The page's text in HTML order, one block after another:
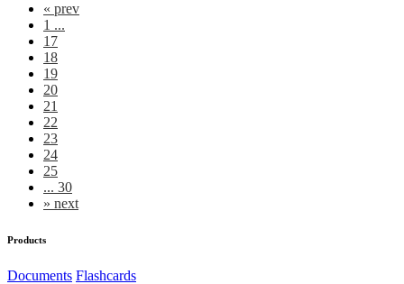
« prev
1 ...
17
18
19
20
21
22
23
24
25
... 30
» next
Products
Documents Flashcards